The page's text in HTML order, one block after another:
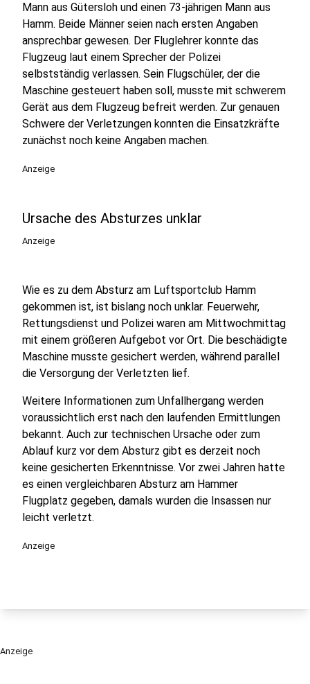
Mann aus Gütersloh und einen 73-jährigen Mann aus
Hamm. Beide Männer seien nach ersten Angaben
ansprechbar gewesen. Der Fluglehrer konnte das
Flugzeug laut einem Sprecher der Polizei
selbstständig verlassen. Sein Flugschüler, der die
Maschine gesteuert haben soll, musste mit schwerem
Gerät aus dem Flugzeug befreit werden. Zur genauen
Schwere der Verletzungen konnten die Einsatzkräfte
zunächst noch keine Angaben machen.
Anzeige
Ursache des Absturzes unklar
Anzeige
Wie es zu dem Absturz am Luftsportclub Hamm
gekommen ist, ist bislang noch unklar. Feuerwehr,
Rettungsdienst und Polizei waren am Mittwochmittag
mit einem größeren Aufgebot vor Ort. Die beschädigte
Maschine musste gesichert werden, während parallel
die Versorgung der Verletzten lief.
Weitere Informationen zum Unfallhergang werden
voraussichtlich erst nach den laufenden Ermittlungen
bekannt. Auch zur technischen Ursache oder zum
Ablauf kurz vor dem Absturz gibt es derzeit noch
keine gesicherten Erkenntnisse. Vor zwei Jahren hatte
es einen vergleichbaren Absturz am Hammer
Flugplatz gegeben, damals wurden die Insassen nur
leicht verletzt.
Anzeige
Anzeige